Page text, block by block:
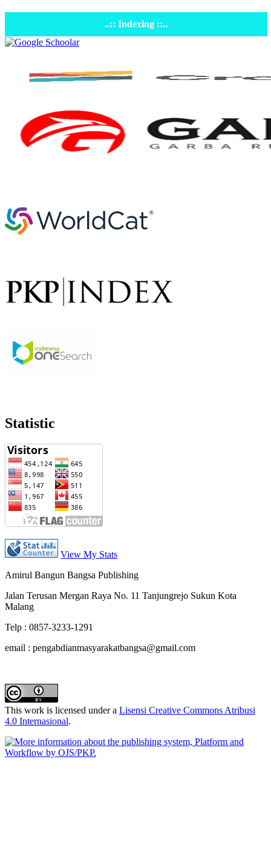
..:: Indexing ::..
Statistic
View My Stats
Amirul Bangun Bangsa Publishing
Jalan Terusan Mergan Raya No. 11 Tanjungrejo Sukun Kota
Malang
Telp : 0857-3233-1291
email : pengabdianmasyarakatbangsa@gmail.com
This work is licensed under a Lisensi Creative Commons Atribusi
4.0 Internasional.